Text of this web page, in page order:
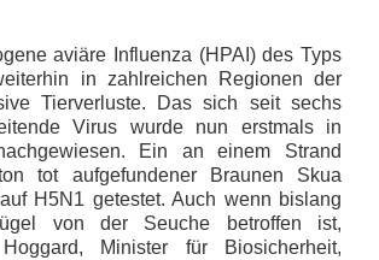
aviäre Influenza (HPAI) des Typs
in zahlreichen Regionen der
Tierverluste. Das sich seit sechs
Virus wurde nun erstmals in
Ein an einem Strand
tot aufgefundener Braunen Skua
H5N1 getestet. Auch wenn bislang
von der Seuche betroffen ist,
Minister für Biosicherheit,